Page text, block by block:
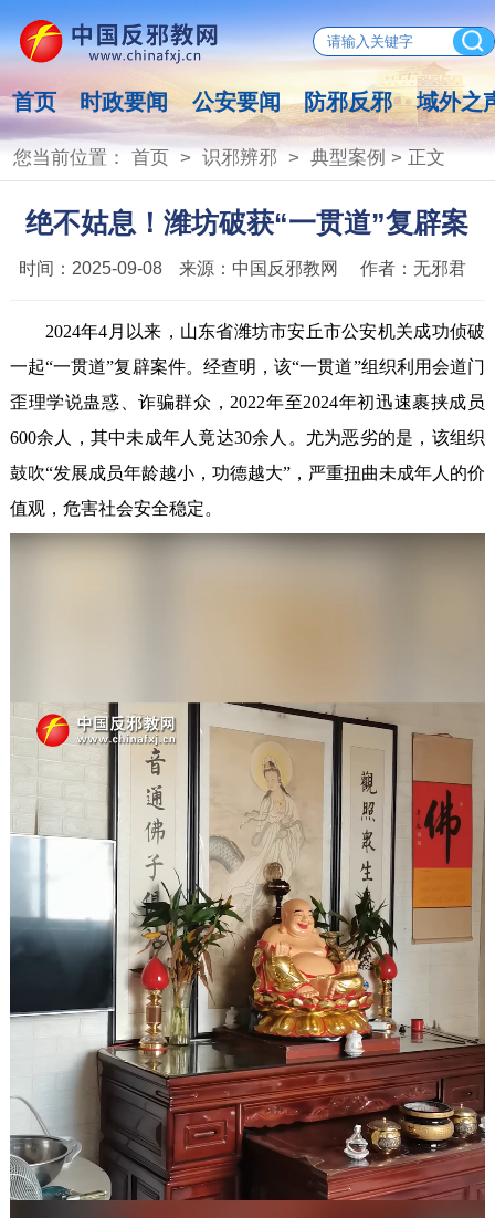
首页 时政要闻 公安要闻 防邪反邪 域外之
您当前位置： 首页> 识邪辨邪 > 典型案例 > 正文
绝不姑息！潍坊破获“一贯道”复辟案
时间： 2025-09-08 来源： 中国反邪教网 作者： 无邪君
2024年4月以来，山东省潍坊市安丘市公安机关成功侦破
一起“一贯道”复辟案件。经查明，该“一贯道”组织利用会道门
歪理学说蛊惑、诈骗群众，2022年至2024年初迅速裹挟成员
600余人，其中未成年人竟达30余人。尤为恶劣的是，该组织
鼓吹“发展成员年龄越小，功德越大”，严重扭曲未成年人的价
值观，危害社会安全稳定。